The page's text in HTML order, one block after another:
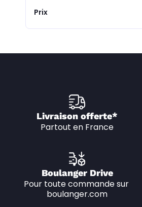
Prix
Livraison offerte*
Partout en France
Boulanger Drive
Pour toute commande sur
boulanger.com